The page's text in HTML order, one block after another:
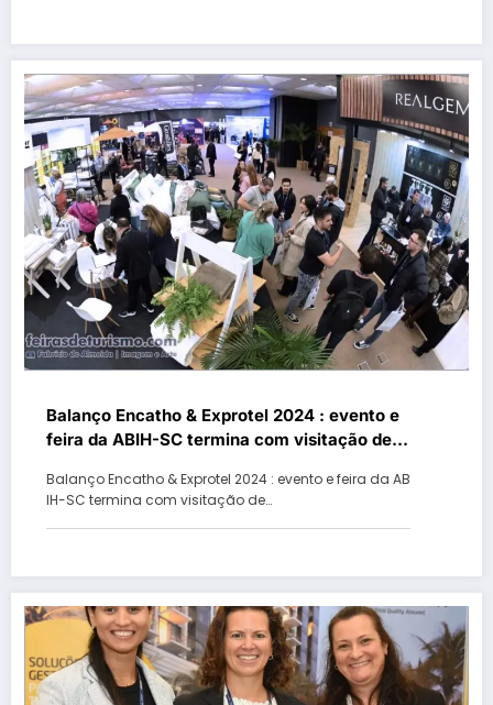
Balanço Encatho & Exprotel 2024 : evento e
feira da ABIH-SC termina com visitação de
Balanço Encatho & Exprotel 2024 : evento e feira da AB
IH-SC termina com visitação de…